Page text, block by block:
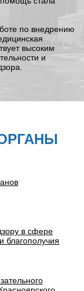
по внедрению
высоким
и
в сфере
благополучия